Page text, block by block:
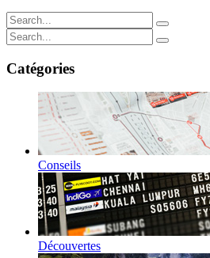
Catégories
Conseils
Découvertes